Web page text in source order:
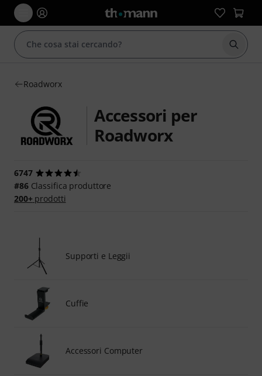
Roadworx
Accessori per
Roadworx
6747
#86Classifica produttore
200+prodotti
Supporti e Leggii
Cuffie
Accessori Computer